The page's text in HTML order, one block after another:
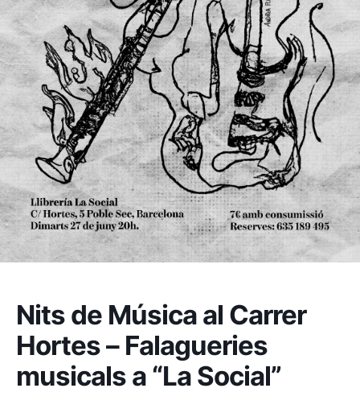
Nits de Música al Carrer
Hortes – Falagueries
musicals a “La Social”